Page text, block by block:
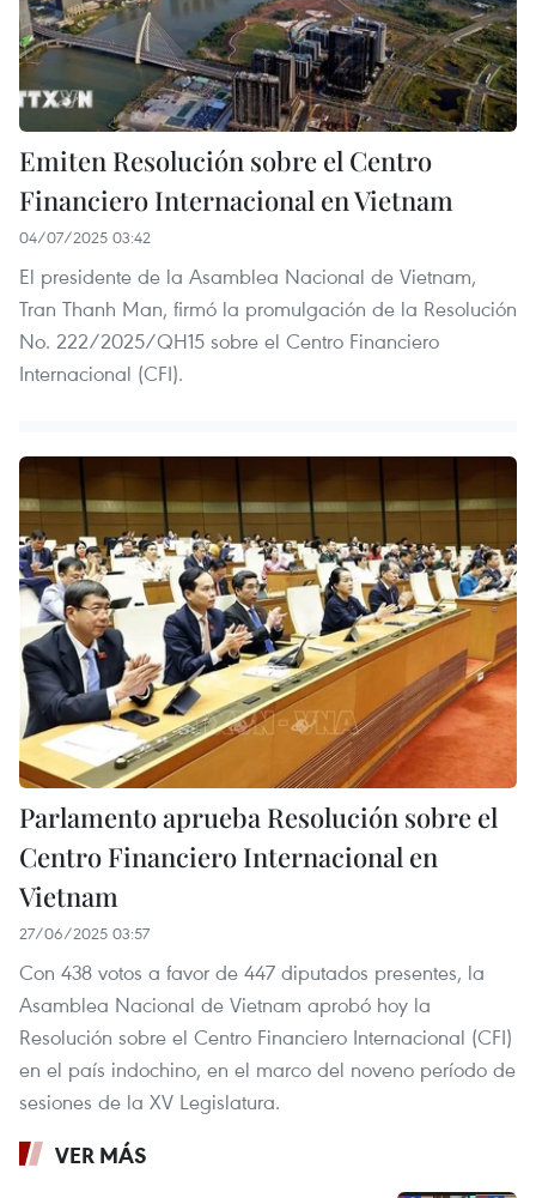
Emiten Resolución sobre el Centro
Financiero Internacional en Vietnam
04/07/2025 03:42
El presidente de la Asamblea Nacional de Vietnam,
Tran Thanh Man, firmó la promulgación de la Resolución
No. 222/2025/QH15 sobre el Centro Financiero
Internacional (CFI).
Parlamento aprueba Resolución sobre el
Centro Financiero Internacional en
Vietnam
27/06/2025 03:57
Con 438 votos a favor de 447 diputados presentes, la
Asamblea Nacional de Vietnam aprobó hoy la
Resolución sobre el Centro Financiero Internacional (CFI)
en el país indochino, en el marco del noveno período de
sesiones de la XV Legislatura.
VER MÁS